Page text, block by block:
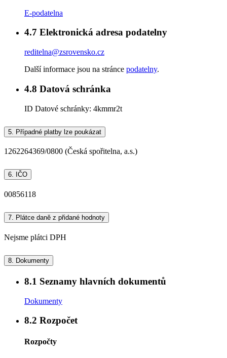
E-podatelna
4.7 Elektronická adresa podatelny
reditelna@zsrovensko.cz
Další informace jsou na stránce podatelny.
4.8 Datová schránka
ID Datové schránky: 4kmmr2t
5. Případné platby lze poukázat
1262264369/0800 (Česká spořitelna, a.s.)
6. IČO
00856118
7. Plátce daně z přidané hodnoty
Nejsme plátci DPH
8. Dokumenty
8.1 Seznamy hlavních dokumentů
Dokumenty
8.2 Rozpočet
Rozpočty